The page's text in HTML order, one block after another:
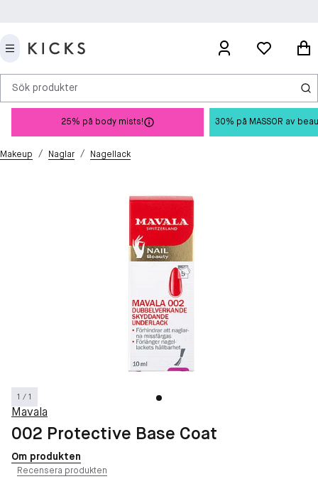
Sök produkter
25% på body mists! 30% på MASSOR av
Makeup / Naglar / Nagellack
1 / 1
Mavala
002 Protective Base Coat
Om produkten
Recensera produkten